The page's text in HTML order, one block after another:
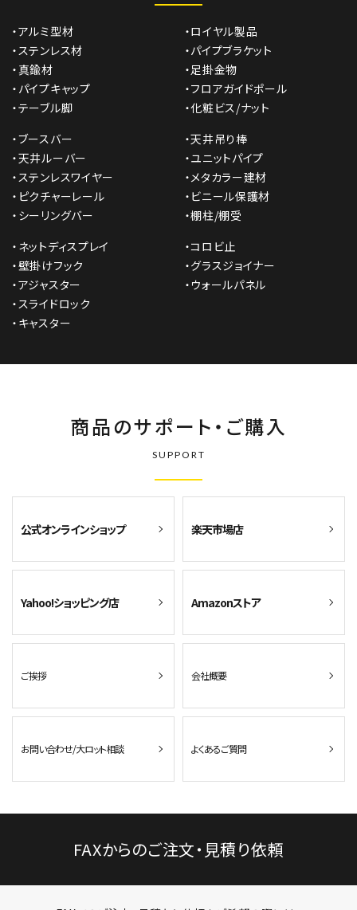
・アルミ型材
・ステンレス材
・真鍮材
・パイプキャップ
・テーブル脚
・ロイヤル製品
・パイプブラケット
・足掛金物
・フロアガイドポール
・化粧ビス/ナット
・ブースバー
・天井ルーバー
・ステンレスワイヤー
・ピクチャーレール
・シーリングバー
・天井吊り棒
・ユニットパイプ
・メタカラー建材
・ビニール保護材
・棚柱/棚受
・ネットディスプレイ
・壁掛けフック
・アジャスター
・スライドロック
・キャスター
・コロビ止
・グラスジョイナー
・ウォールパネル
商品のサポート・ご購入
SUPPORT
公式オンラインショップ 楽天市場店
Yahoo!ショッピング店 Amazonストア
ご挨拶 会社概要
お問い合わせ/大ロット相談 よくあるご質問
FAXからのご注文・見積り依頼